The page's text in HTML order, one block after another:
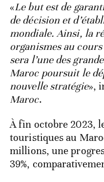
«Le but est de
de décision et
mondiale. Ainsi, la
organismes au
sera l’une des
Maroc poursuit le
nouvelle stratégie»,
Maroc.
À fin octobre 2023,
touristiques au
millions, une
39%,